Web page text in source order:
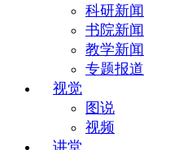
科研新闻
书院新闻
教学新闻
专题报道
视觉
图说
视频
讲堂